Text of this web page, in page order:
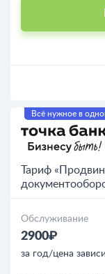
Всё нужное в
Тариф
Обслуживание
2900₽
за год/цена